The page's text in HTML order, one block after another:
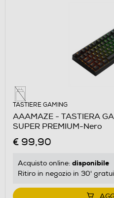
TASTIERE GAMING
AAAMAZE - TASTIERA
SUPER PREMIUM-Nero
€ 99,90
Acquisto online: disponibile
Ritiro in negozio in 30'